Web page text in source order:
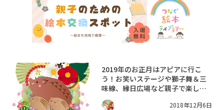
2019年のお正月はアピアに行こ
う！お笑いステージや獅子舞＆三
味線、縁日広場など親子で楽しめ
る企画がいっぱい！
2018年12月6日